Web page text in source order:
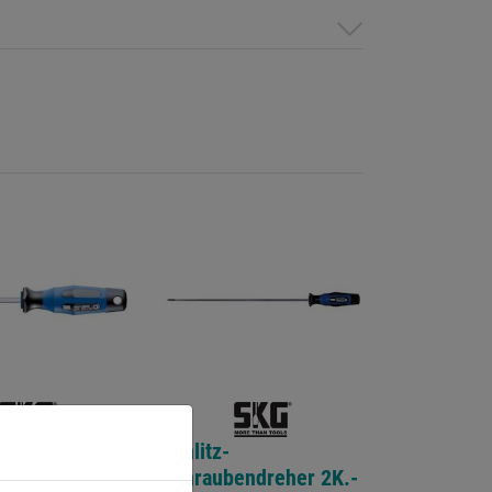
2K.-
Schlitz-
Schraubendreher 2K.-